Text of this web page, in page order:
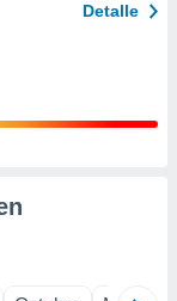
Detalle